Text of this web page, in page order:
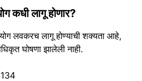
कधी लागू होणार?
लवकरच लागू होण्याची शक्यता आहे,
घोषणा झालेली नाही.
134